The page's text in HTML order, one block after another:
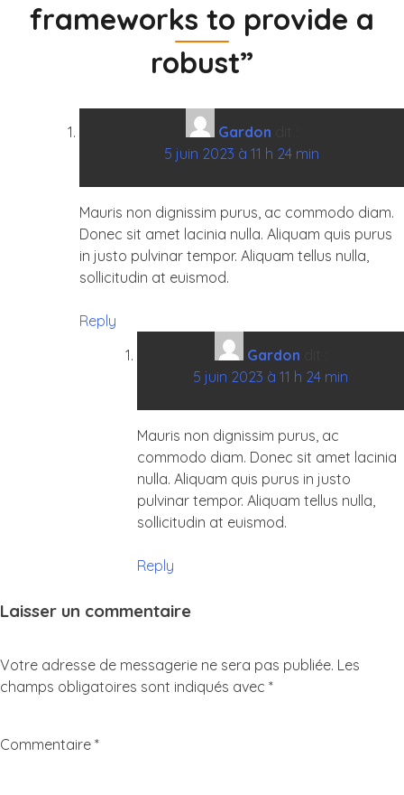
l’article
frameworks to provide a
robust”
Gardon
5 juin 2023 à 11 h 24 min
Mauris non dignissim purus, ac commodo diam.
Donec sit amet lacinia nulla. Aliquam quis purus
in justo pulvinar tempor. Aliquam tellus nulla,
sollicitudin at euismod.
Reply
Gardon
5 juin 2023 à 11 h 24 min
Mauris non dignissim purus, ac
commodo diam. Donec sit amet lacinia
nulla. Aliquam quis purus in justo
pulvinar tempor. Aliquam tellus nulla,
sollicitudin at euismod.
Reply
Laisser un commentaire
Votre adresse de messagerie ne sera pas publiée. Les
champs obligatoires sont indiqués avec *
Commentaire *